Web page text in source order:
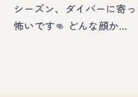
シーズン、ダイバーに寄
怖いです👊 どんな顔か…